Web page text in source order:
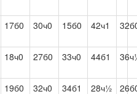
17б0 30ч0 15б0 42ч1
18ч0 27б0 33ч0 44б1
19б0 32ч0 34б1 28ч½